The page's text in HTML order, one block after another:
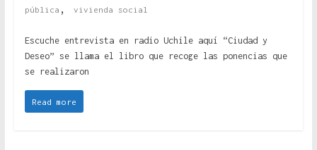
pública , vivienda social
Escuche entrevista en radio Uchile aquí “Ciudad y
Deseo” se llama el libro que recoge las ponencias que
se realizaron
Read more